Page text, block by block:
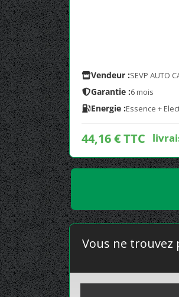
Vendeur :SEVP AUTO
Garantie :6 mois
Energie :Essence +
44,16 € TTC
Vous ne trouvez